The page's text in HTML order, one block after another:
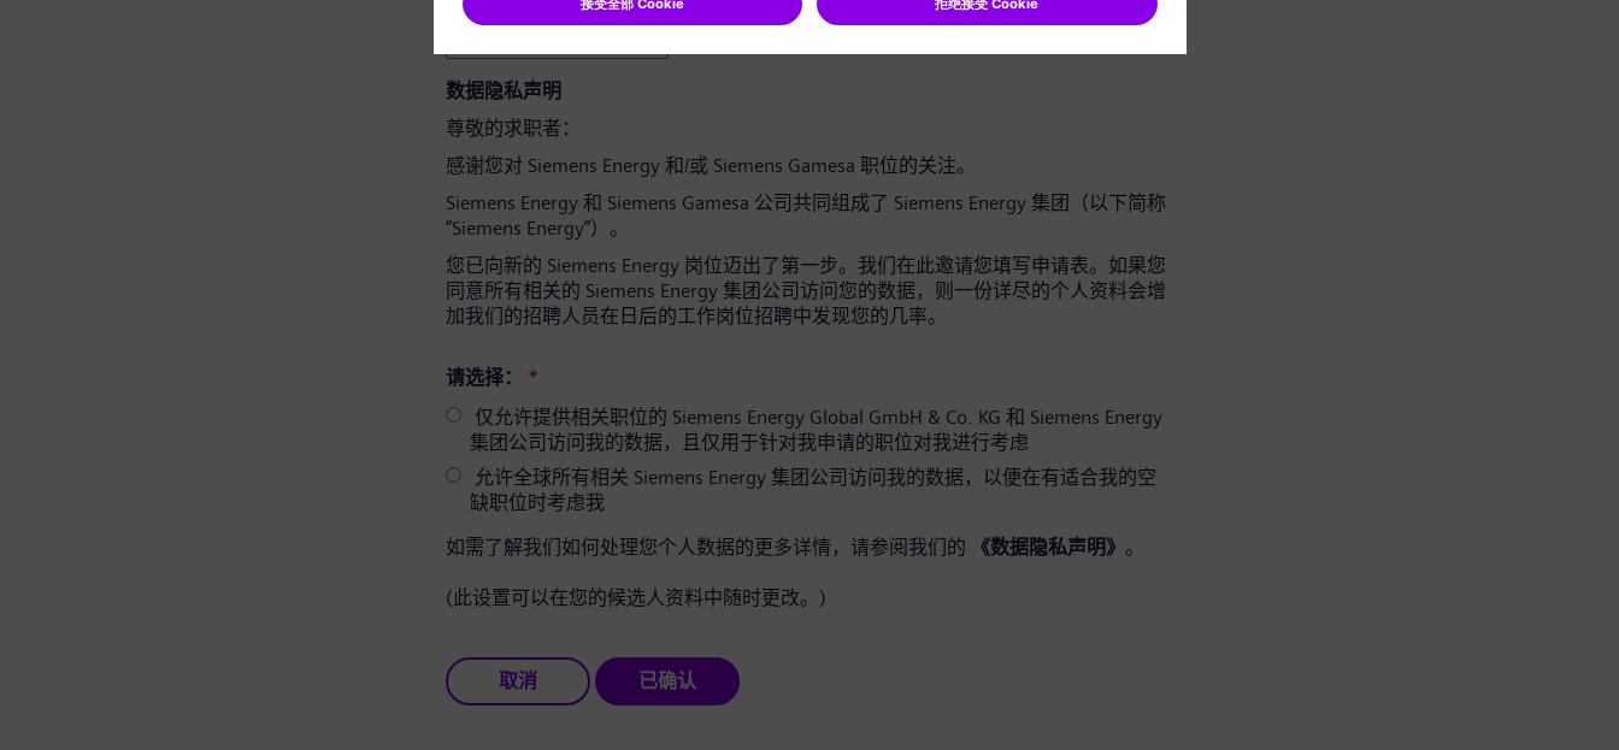
密码确认
数据隐私声明
尊敬的求职者：
感谢您对 Siemens Energy 和/或 Siemens Gamesa 职位的关注。
Siemens Energy 和 Siemens Gamesa 公司共同组成了 Siemens Energy 集团（以下简称
“Siemens Energy”）。
您已向新的 Siemens Energy 岗位迈出了第一步。我们在此邀请您填写申请表。如果您
同意所有相关的 Siemens Energy 集团公司访问您的数据，则一份详尽的个人资料会增
加我们的招聘人员在日后的工作岗位招聘中发现您的几率。
请选择：
*
仅允许提供相关职位的 Siemens Energy Global GmbH & Co. KG 和 Siemens Energy
集团公司访问我的数据，且仅用于针对我申请的职位对我进行考虑
允许全球所有相关 Siemens Energy 集团公司访问我的数据，以便在有适合我的空
缺职位时考虑我
如需了解我们如何处理您个人数据的更多详情，请参阅我们的
《数据隐私声明》 。
(此设置可以在您的候选人资料中随时更改。)
取消 已确认